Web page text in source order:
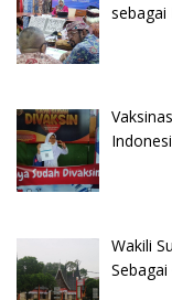
sebagai
Wakili